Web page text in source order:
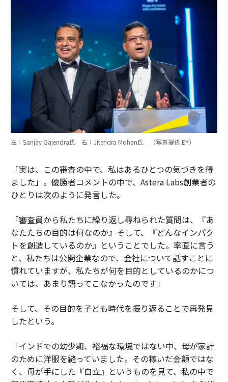
左：Sanjay Gajendra氏 右：Jitendra Mohan氏 （写真提供 EY）
「実は、この審査の中で、私はあるひとつの気づきを得
ました」。優勝者コメントの中で、Astera Labs創業者の
ひとりは次のように発言した。
「審査員から私たちに繰り返し尋ねられた質問は、『あ
なたたちの目的は何なのか』そして、『どんなインパク
トを創造しているのか』ということでした。率直に言う
と、私たちは公開企業なので、会社について話すことに
慣れていますが、私たちが何を目的としているのかにつ
いては、あまり語ってこなかったのです」
そして、その目的を子ども時代を振り返ることで再発見
したという。
「インドでの幼少期、裕福な環境ではない中、母が家計
のために洋服を縫っていました。その稼いだ金額ではな
く、母が手にした『自立』というものを見て、私の中で